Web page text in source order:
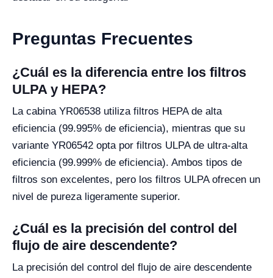
Preguntas Frecuentes
¿Cuál es la diferencia entre los filtros
ULPA y HEPA?
La cabina YR06538 utiliza filtros HEPA de alta
eficiencia (99.995% de eficiencia), mientras que su
variante YR06542 opta por filtros ULPA de ultra-alta
eficiencia (99.999% de eficiencia). Ambos tipos de
filtros son excelentes, pero los filtros ULPA ofrecen un
nivel de pureza ligeramente superior.
¿Cuál es la precisión del control del
flujo de aire descendente?
La precisión del control del flujo de aire descendente